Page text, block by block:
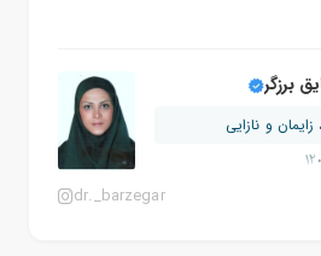
برزگر
و نازایی
dr._barzegar